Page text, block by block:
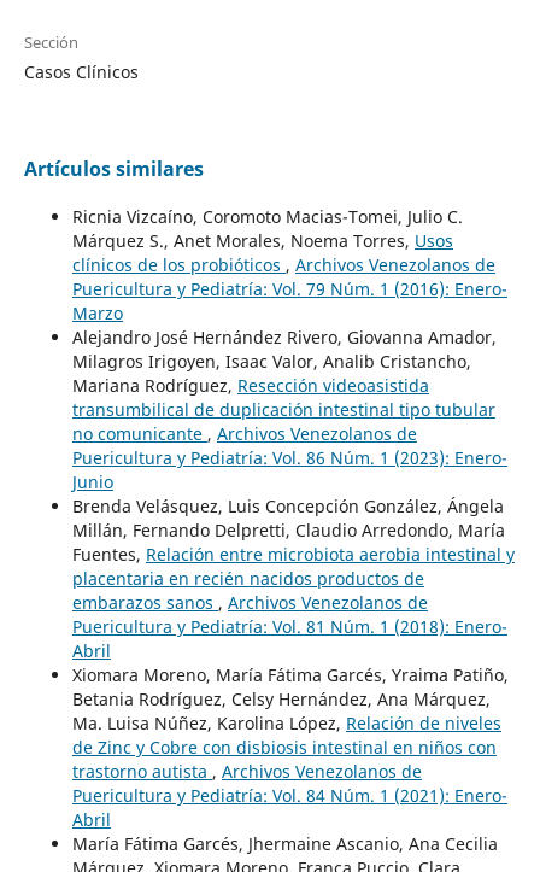
Sección
Casos Clínicos
Artículos similares
Ricnia Vizcaíno, Coromoto Macias-Tomei, Julio C.
Márquez S., Anet Morales, Noema Torres, Usos
clínicos de los probióticos , Archivos Venezolanos de
Puericultura y Pediatría: Vol. 79 Núm. 1 (2016): Enero-
Marzo
Alejandro José Hernández Rivero, Giovanna Amador,
Milagros Irigoyen, Isaac Valor, Analib Cristancho,
Mariana Rodríguez, Resección videoasistida
transumbilical de duplicación intestinal tipo tubular
no comunicante , Archivos Venezolanos de
Puericultura y Pediatría: Vol. 86 Núm. 1 (2023): Enero-
Junio
Brenda Velásquez, Luis Concepción González, Ángela
Millán, Fernando Delpretti, Claudio Arredondo, María
Fuentes, Relación entre microbiota aerobia intestinal y
placentaria en recién nacidos productos de
embarazos sanos , Archivos Venezolanos de
Puericultura y Pediatría: Vol. 81 Núm. 1 (2018): Enero-
Abril
Xiomara Moreno, María Fátima Garcés, Yraima Patiño,
Betania Rodríguez, Celsy Hernández, Ana Márquez,
Ma. Luisa Núñez, Karolina López, Relación de niveles
de Zinc y Cobre con disbiosis intestinal en niños con
trastorno autista , Archivos Venezolanos de
Puericultura y Pediatría: Vol. 84 Núm. 1 (2021): Enero-
Abril
María Fátima Garcés, Jhermaine Ascanio, Ana Cecilia